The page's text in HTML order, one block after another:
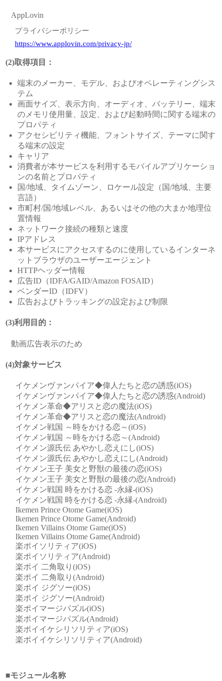
AppLovin
プライバシーポリシー
https://www.applovin.com/privacy-jp/
(2)取得項目：
端末のメーカー、モデル、およびオペレーティングシス
テム
画面サイズ、表示方向、オーディオ、バッテリー、端末
のメモリ使用量、設定、および起動時間に関する端末の
プロパティ
アクセシビリティ機能、フォントサイズ、テーマに関す
る端末の設定
キャリア
消費者が本サービスを利用するモバイルアプリケーショ
ンの名前とプロパティ
国/地域、タイムゾーン、ロケール設定（国/地域、主要
言語）
市町村/国/地域レベル、あるいはその他の大まか地理位
置情報
ネットワーク接続の種類と速度
IPアドレス
本サービスにアクセスするのに使用しているインターネ
ットブラウザのユーザーエージェント
HTTPヘッダー情報
広告ID（IDFA/GAID/Amazon FOSAID）
ベンダーID（IDFV）
広告およびトラッキングの設定および制限
(3)利用目的：
動画広告表示のため
(4)対象サービス
イケメンヴァンパイア◆偉人たちと恋の誘惑(iOS)
イケメンヴァンパイア◆偉人たちと恋の誘惑(Android)
イケメン革命◆アリスと恋の魔法(iOS)
イケメン革命◆アリスと恋の魔法(Android)
イケメン戦国 ～時をかける恋～(iOS)
イケメン戦国 ～時をかける恋～(Android)
イケメン源氏伝 あやかし恋えにし(iOS)
イケメン源氏伝 あやかし恋えにし(Android)
イケメン王子 美女と野獣の最後の恋(iOS)
イケメン王子 美女と野獣の最後の恋(Android)
イケメン戦国 時をかける恋 -永縁-(iOS)
イケメン戦国 時をかける恋 -永縁-(Android)
Ikemen Prince Otome Game(iOS)
Ikemen Prince Otome Game(Android)
Ikemen Villains Otome Game(iOS)
Ikemen Villains Otome Game(Android)
楽ポイソリティア(iOS)
楽ポイソリティア(Android)
楽ポイ 二角取り(iOS)
楽ポイ 二角取り(Android)
楽ポイ ジグソー(iOS)
楽ポイ ジグソー(Android)
楽ポイマージパズル(iOS)
楽ポイマージパズル(Android)
楽ポイイケシリソリティア(iOS)
楽ポイイケシリソリティア(Android)
■モジュール名称